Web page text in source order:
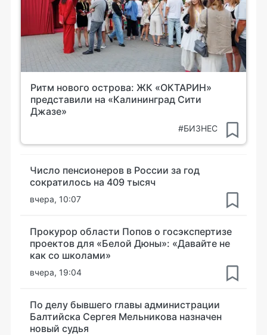
Ритм нового острова: ЖК «ОКТАРИН»
представили на «Калининград Сити
Джазе»
#БИЗНЕС
Число пенсионеров в России за год
сократилось на 409 тысяч
вчера, 10:07
Прокурор области Попов о госэкспертизе
проектов для «Белой Дюны»: «Давайте не
как со школами»
вчера, 19:04
По делу бывшего главы администрации
Балтийска Сергея Мельникова назначен
новый судья